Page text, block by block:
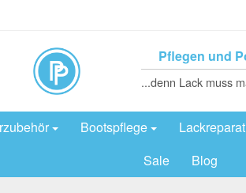
Pflegen und
...denn Lack muss
Bootspflege
Sale
Blog